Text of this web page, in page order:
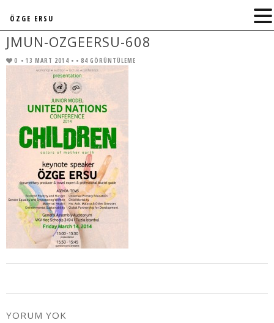
JMUN-OZGEERSU-608
0 • 13 MART 2014 • • 84 GÖRÜNTÜLEME
YORUM YOK
ÖZGE ERSU